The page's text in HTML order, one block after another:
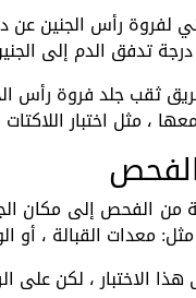
لفروة رأس الجنين عن
درجة تدفق الدم إلى
ثقب جلد فروة رأس
، مثل اختبار
من الفحص إلى مكان
معدات القبالة ، أو
الاختبار ، لكن على